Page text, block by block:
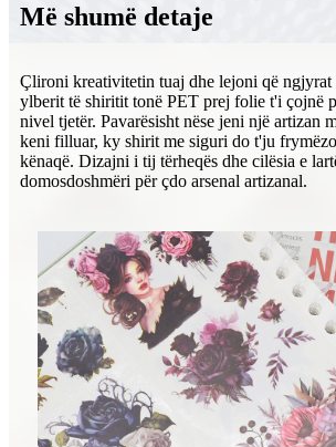
Më shumë detaje
Çlironi kreativitetin tuaj dhe lejoni që ngjyrat
ylberit të shiritit tonë PET prej folie t'i çojnë
nivel tjetër. Pavarësisht nëse jeni një artizan
keni filluar, ky shirit me siguri do t'ju
kënaqë. Dizajni i tij tërheqës dhe cilësia e
domosdoshmëri për çdo arsenal artizanal.